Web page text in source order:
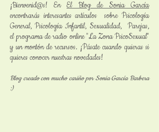
¡Bienvenid@s! En El Blog de Sonia García
encontrarás interesantes artículos sobre Psicología
General, Psicología Infantil, Sexualidad, Parejas,
el programa de radio online "La Zona PsicoSexual"
y un montón de recursos. ¡Pásate cuando quieras si
quieres conocer nuestras novedades!
Blog creado con mucho cariño por Sonia García Barbera
:)